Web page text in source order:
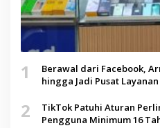
1
Berawal dari Facebook,
hingga Jadi Pusat
2
TikTok Patuhi Aturan
Pengguna Minimum 16